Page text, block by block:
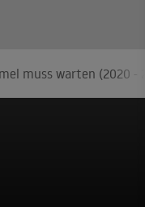
muss warten (2020